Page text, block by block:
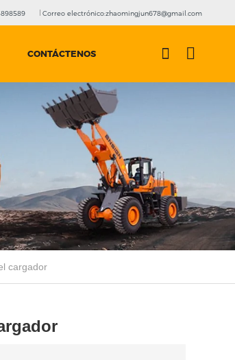
Correo electrónico:zhaomingjun678@gmail.com
CONTÁCTENOS
cargador